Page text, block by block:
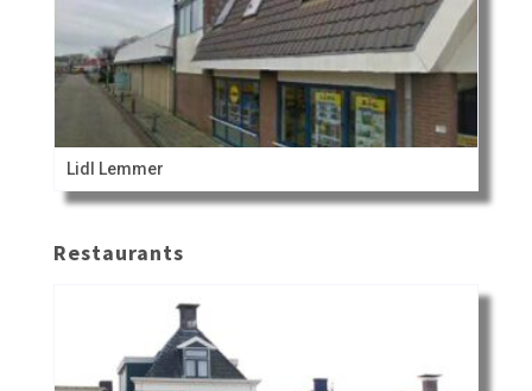
Lidl Lemmer
Restaurants